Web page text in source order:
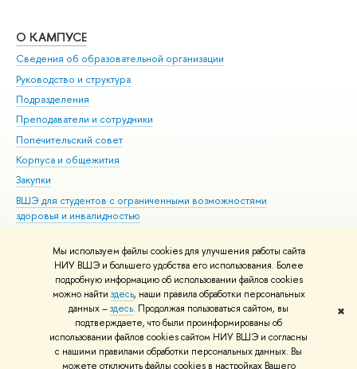
Мы используем файлы cookies для улучшения работы сайта
НИУ ВШЭ и большего удобства его использования. Более
подробную информацию об использовании файлов cookies
можно найти здесь, наши правила обработки персональных
данных –здесь. Продолжая пользоваться сайтом, вы
подтверждаете, что были проинформированы об
использовании файлов cookies сайтом НИУ ВШЭ и согласны
с нашими правилами обработки персональных данных. Вы
можете отключить файлы cookies в настройках Вашего
✖
О КАМПУСЕ
Сведения об образовательной организации
Руководство и структура
Подразделения
Преподаватели и сотрудники
Попечительский совет
Корпуса и общежития
Закупки
ВШЭ для студентов с ограниченными возможностями
здоровья и инвалидностью
Единая платежная страница
© НИУ ВШЭ 1993–2026 Адреса и контакты Условия использования
материалов Политика конфиденциальности Карта сайта